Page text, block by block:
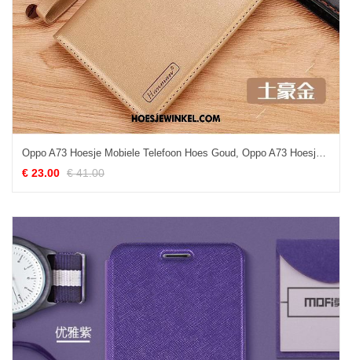
Oppo A73 Hoesje Mobiele Telefoon Hoes Goud, Oppo A73 Hoesje Siliconen Bescherming
€ 23.00 € 41.00